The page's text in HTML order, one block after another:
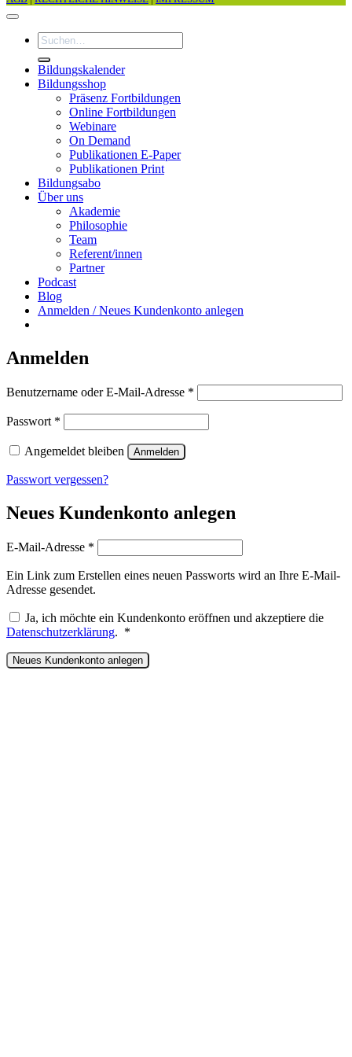
Suchen
nach:
Bildungskalender
Bildungsshop
Präsenz Fortbildungen
Online Fortbildungen
Webinare
On Demand
Publikationen E-Paper
Publikationen Print
Bildungsabo
Über uns
Akademie
Philosophie
Team
Referent/innen
Partner
Podcast
Blog
Anmelden / Neues Kundenkonto anlegen
Anmelden
Benutzername oder E-Mail-Adresse *
Passwort *
Angemeldet bleiben Anmelden
Passwort vergessen?
Neues Kundenkonto anlegen
E-Mail-Adresse *
Ein Link zum Erstellen eines neuen Passworts wird an Ihre E-Mail-
Adresse gesendet.
Ja, ich möchte ein Kundenkonto eröffnen und akzeptiere die
Datenschutzerklärung. *
Neues Kundenkonto anlegen